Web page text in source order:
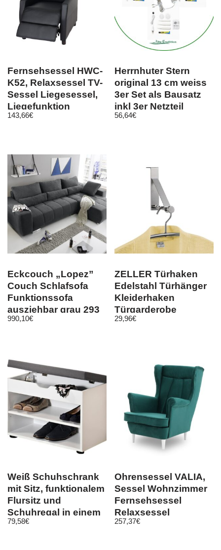
Fernsehsessel HWC-
K52, Relaxsessel TV-
Sessel Liegesessel,
Liegefunktion
Kunstleder
143,66€
Herrnhuter Stern
original 13 cm weiss
3er Set als Bausatz
inkl 3er Netzteil
500mA
56,64€
Eckcouch „Lopez”
Couch Schlafsofa
Funktionssofa
ausziehbar grau 293
cm
990,10€
ZELLER Türhaken
Edelstahl Türhänger
Kleiderhaken
Türgarderobe
Garderobenhaken
29,96€
Weiß Schuhschrank
mit Sitz, funktionalem
Flursitz und
Schuhregal in einem
– Kesper
79,58€
Ohrensessel VALIA,
Sessel Wohnzimmer
Fernsehsessel
Relaxsessel
Polstersessel
257,37€